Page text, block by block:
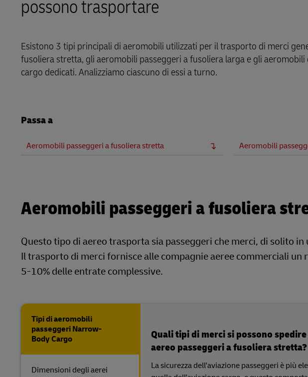
DHL SameDay
LifeTrack
Scopri i nostri portali
Scopri i nostri portali
possono trasportare
Esistono 3 tipi principali di aeromobili utilizzati per il trasporto di merci
fusoliera stretta, gli aeromobili passeggeri a fusoliera larga e gli
cargo dedicati. Analizziamo ciascuno di essi a turno.
Passa a
Aeromobili passeggeri a fusoliera stretta Aeromobili
Aeromobili passeggeri a fusoliera
Questo tipo di aereo trasporta sia passeggeri che merci, di solito
Il trasporto di merci fornisce alle compagnie aeree commerciali
5-10% delle entrate complessive.
Tipi di aeromobili
passeggeri Narrow-
Body Cargo
Dimensioni degli aerei
Quali tipi di merci si possono spedire
aereo passeggeri a fusoliera stretta?
La sicurezza dell'aviazione passeggeri è più